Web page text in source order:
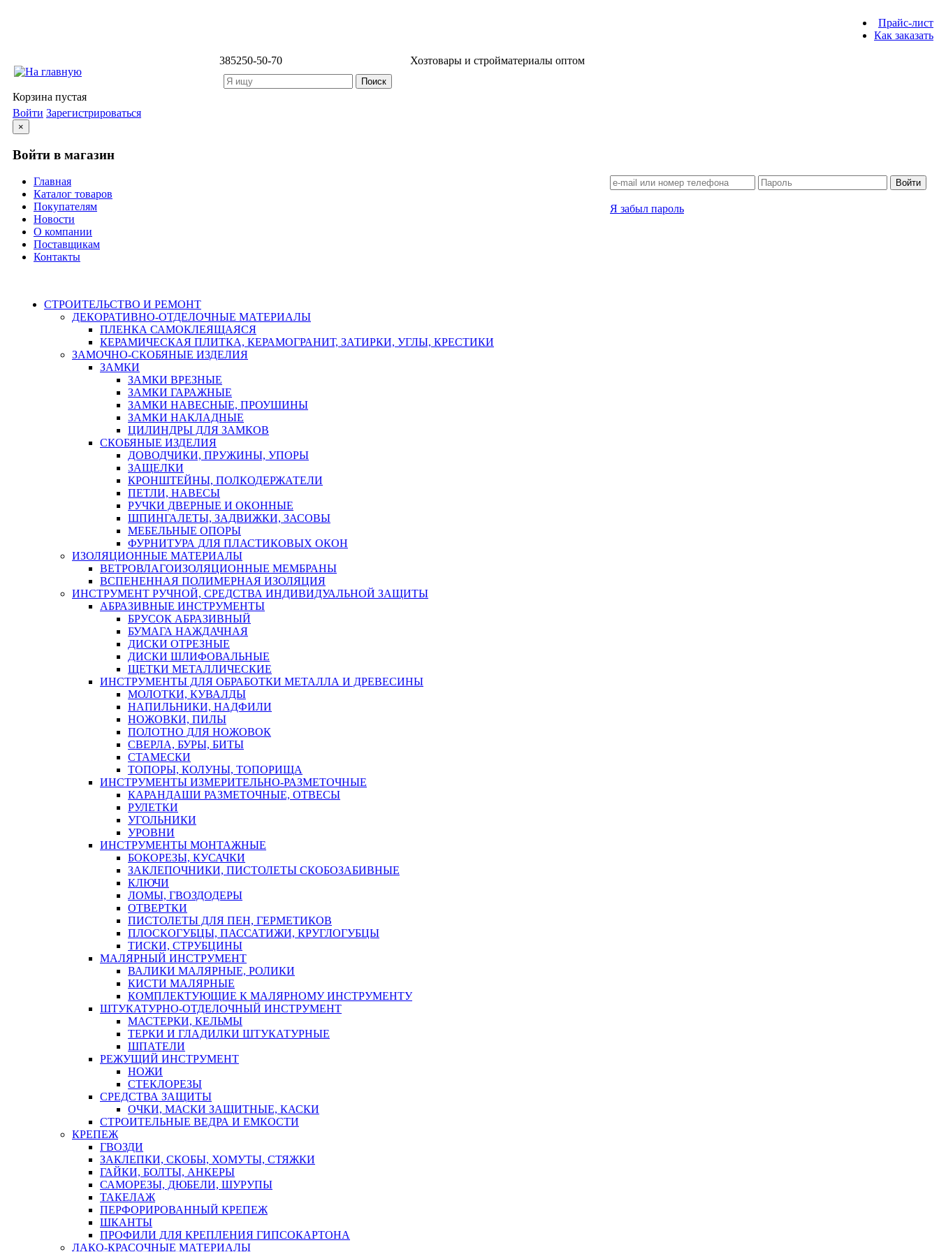
Прайс-лист
Как заказать
385250-50-70 Хозтовары и стройматериалы оптом
Корзина пустая
Войти Зарегистрироваться
×
Войти в магазин
Войти
Я забыл пароль
Главная
Каталог товаров
Покупателям
Новости
О компании
Поставщикам
Контакты
СТРОИТЕЛЬСТВО И РЕМОНТ
ДЕКОРАТИВНО-ОТДЕЛОЧНЫЕ МАТЕРИАЛЫ
ПЛЕНКА САМОКЛЕЯЩАЯСЯ
КЕРАМИЧЕСКАЯ ПЛИТКА, КЕРАМОГРАНИТ, ЗАТИРКИ, УГЛЫ, КРЕСТИКИ
ЗАМОЧНО-СКОБЯНЫЕ ИЗДЕЛИЯ
ЗАМКИ
ЗАМКИ ВРЕЗНЫЕ
ЗАМКИ ГАРАЖНЫЕ
ЗАМКИ НАВЕСНЫЕ, ПРОУШИНЫ
ЗАМКИ НАКЛАДНЫЕ
ЦИЛИНДРЫ ДЛЯ ЗАМКОВ
СКОБЯНЫЕ ИЗДЕЛИЯ
ДОВОДЧИКИ, ПРУЖИНЫ, УПОРЫ
ЗАЩЕЛКИ
КРОНШТЕЙНЫ, ПОЛКОДЕРЖАТЕЛИ
ПЕТЛИ, НАВЕСЫ
РУЧКИ ДВЕРНЫЕ И ОКОННЫЕ
ШПИНГАЛЕТЫ, ЗАДВИЖКИ, ЗАСОВЫ
МЕБЕЛЬНЫЕ ОПОРЫ
ФУРНИТУРА ДЛЯ ПЛАСТИКОВЫХ ОКОН
ИЗОЛЯЦИОННЫЕ МАТЕРИАЛЫ
ВЕТРОВЛАГОИЗОЛЯЦИОННЫЕ МЕМБРАНЫ
ВСПЕНЕННАЯ ПОЛИМЕРНАЯ ИЗОЛЯЦИЯ
ИНСТРУМЕНТ РУЧНОЙ, СРЕДСТВА ИНДИВИДУАЛЬНОЙ ЗАЩИТЫ
АБРАЗИВНЫЕ ИНСТРУМЕНТЫ
БРУСОК АБРАЗИВНЫЙ
БУМАГА НАЖДАЧНАЯ
ДИСКИ ОТРЕЗНЫЕ
ДИСКИ ШЛИФОВАЛЬНЫЕ
ЩЕТКИ МЕТАЛЛИЧЕСКИЕ
ИНСТРУМЕНТЫ ДЛЯ ОБРАБОТКИ МЕТАЛЛА И ДРЕВЕСИНЫ
МОЛОТКИ, КУВАЛДЫ
НАПИЛЬНИКИ, НАДФИЛИ
НОЖОВКИ, ПИЛЫ
ПОЛОТНО ДЛЯ НОЖОВОК
СВЕРЛА, БУРЫ, БИТЫ
СТАМЕСКИ
ТОПОРЫ, КОЛУНЫ, ТОПОРИЩА
ИНСТРУМЕНТЫ ИЗМЕРИТЕЛЬНО-РАЗМЕТОЧНЫЕ
КАРАНДАШИ РАЗМЕТОЧНЫЕ, ОТВЕСЫ
РУЛЕТКИ
УГОЛЬНИКИ
УРОВНИ
ИНСТРУМЕНТЫ МОНТАЖНЫЕ
БОКОРЕЗЫ, КУСАЧКИ
ЗАКЛЕПОЧНИКИ, ПИСТОЛЕТЫ СКОБОЗАБИВНЫЕ
КЛЮЧИ
ЛОМЫ, ГВОЗДОДЕРЫ
ОТВЕРТКИ
ПИСТОЛЕТЫ ДЛЯ ПЕН, ГЕРМЕТИКОВ
ПЛОСКОГУБЦЫ, ПАССАТИЖИ, КРУГЛОГУБЦЫ
ТИСКИ, СТРУБЦИНЫ
МАЛЯРНЫЙ ИНСТРУМЕНТ
ВАЛИКИ МАЛЯРНЫЕ, РОЛИКИ
КИСТИ МАЛЯРНЫЕ
КОМПЛЕКТУЮЩИЕ К МАЛЯРНОМУ ИНСТРУМЕНТУ
ШТУКАТУРНО-ОТДЕЛОЧНЫЙ ИНСТРУМЕНТ
МАСТЕРКИ, КЕЛЬМЫ
ТЕРКИ И ГЛАДИЛКИ ШТУКАТУРНЫЕ
ШПАТЕЛИ
РЕЖУЩИЙ ИНСТРУМЕНТ
НОЖИ
СТЕКЛОРЕЗЫ
СРЕДСТВА ЗАЩИТЫ
ОЧКИ, МАСКИ ЗАЩИТНЫЕ, КАСКИ
СТРОИТЕЛЬНЫЕ ВЕДРА И ЕМКОСТИ
КРЕПЕЖ
ГВОЗДИ
ЗАКЛЕПКИ, СКОБЫ, ХОМУТЫ, СТЯЖКИ
ГАЙКИ, БОЛТЫ, АНКЕРЫ
САМОРЕЗЫ, ДЮБЕЛИ, ШУРУПЫ
ТАКЕЛАЖ
ПЕРФОРИРОВАННЫЙ КРЕПЕЖ
ШКАНТЫ
ПРОФИЛИ ДЛЯ КРЕПЛЕНИЯ ГИПСОКАРТОНА
ЛАКО-КРАСОЧНЫЕ МАТЕРИАЛЫ